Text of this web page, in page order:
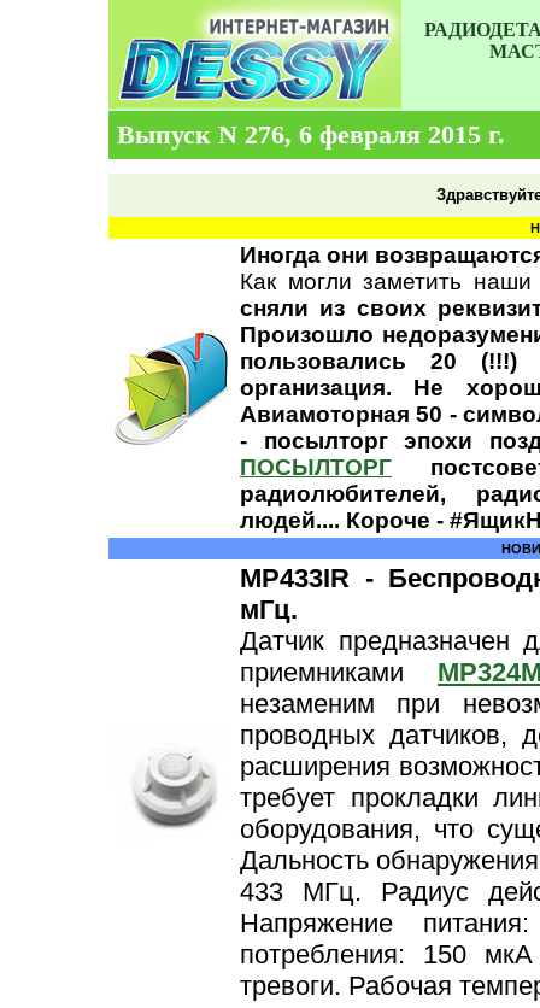
Выпуск N 276, 6 февраля 2015 г.
Иногда они
Как могли заметить
сняли из своих
Произошло
пользовались 20
организация. Не
Авиамоторная 50 -
- посылторг эпохи
ПОСЫЛТОРГ
радиолюбителей,
людей.... Короче -
MP433IR -
мГц.
Датчик предназначен
приемниками
незаменим при
проводных датчиков,
расширения
требует прокладки
оборудования, что
Дальность
433 МГц. Радиус
Напряжение
потребления: 150
тревоги. Рабочая